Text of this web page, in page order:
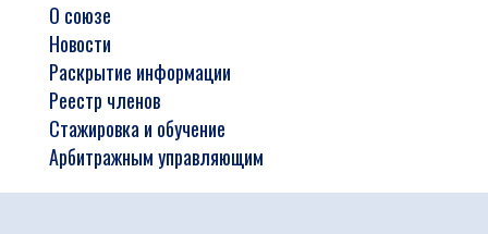
О союзе
Новости
Раскрытие информации
Реестр членов
Стажировка и обучение
Арбитражным управляющим